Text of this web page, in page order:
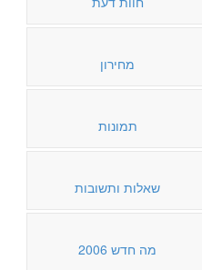
מחירון
תמונות
שאלות ותשובות
מה חדש 2006